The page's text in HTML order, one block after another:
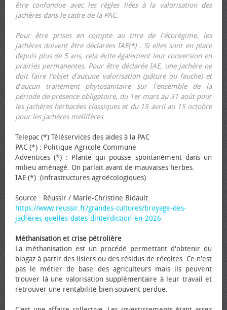
être confondue avec les règles liées à la valorisation des
jachères dans le cadre de la PAC.
Pour être prises en compte au titre de l'écorégime, les
jachères doivent être déclarées IAE(*) . Si elles sont en place
depuis plus de 5 ans, cela évite également leur conversion en
prairies permanentes. Pour être déclarée IAE, une jachère ne
doit faire l'objet d’aucune valorisation (pâture ou fauche) et
d'aucun traitement phytosanitaire sur l'ensemble de la
période de présence obligatoire, du 1er mars au 31 août pour
les jachères herbacées classiques et du 15 avril au 15 octobre
pour les jachères mellifères.
Telepac (*) Téléservices des aides à la PAC
PAC (*) : Politique Agricole Commune
Adventices (*) : Plante qui pousse spontanément dans un
milieu aménagé. On parlait avant de mauvaises herbes.
IAE (*) :(infrastructures agroécologiques)
Source : Réussir / Marie-Christine Bidault
https://www.reussir.fr/grandes-cultures/broyage-des-
jacheres-quelles-dates-dinterdiction-en-2026
Méthanisation et crise pétrolière
La méthanisation est un procédé permettant d'obtenir du
biogaz à partir des lisiers ou des résidus de récoltes. Ce n'est
pas le métier de base des agriculteurs mais ils peuvent
trouver là une valorisation supplémentaire à leur travail et
retrouver une rentabilité bien souvent perdue.